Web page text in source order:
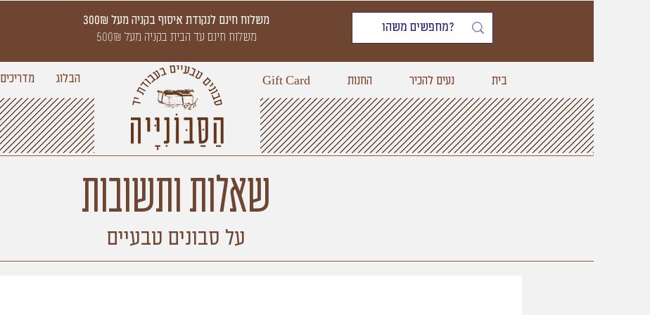
משלוח חינם לנקודת איסוף בקניה מעל 300₪
משלוח חינם עד הבית בקניה מעל 500₪
הבלוג מדריכים בית נעים להכיר החנות Gift Card
שאלות ותשובות
על סבונים טבעיים